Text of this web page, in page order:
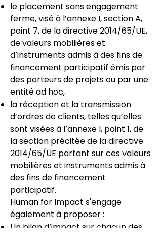
le placement sans engagement
ferme, visé à l’annexe I, section A,
point 7, de la directive 2014/65/UE,
de valeurs mobilières et
d’instruments admis à des fins de
financement participatif émis par
des porteurs de projets ou par une
entité ad hoc,
la réception et la transmission
d’ordres de clients, telles qu’elles
sont visées à l’annexe I, point 1, de
la section précitée de la directive
2014/65/UE portant sur ces valeurs
mobilières et instruments admis à
des fins de financement
participatif.
Human for Impact s'engage
également à proposer :
Un bilan d’impact sur chacun des